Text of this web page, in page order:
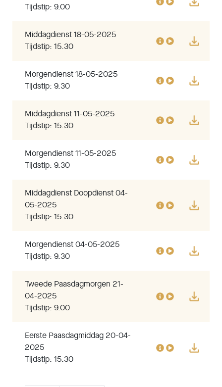
Tijdstip: 9.00
Middagdienst 18-05-2025
Tijdstip: 15.30
Morgendienst 18-05-2025
Tijdstip: 9.30
Middagdienst 11-05-2025
Tijdstip: 15.30
Morgendienst 11-05-2025
Tijdstip: 9.30
Middagdienst Doopdienst 04-
05-2025
Tijdstip: 15.30
Morgendienst 04-05-2025
Tijdstip: 9.30
Tweede Paasdagmorgen 21-
04-2025
Tijdstip: 9.00
Eerste Paasdagmiddag 20-04-
2025
Tijdstip: 15.30